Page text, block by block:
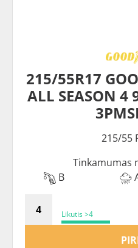
215/55R17
ALL SEASON 4
215/55
Tinkamumas
B
Likutis >4